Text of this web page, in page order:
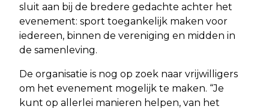
sluit aan bij de bredere gedachte achter het
evenement: sport toegankelijk maken voor
iedereen, binnen de vereniging en midden in
de samenleving.
De organisatie is nog op zoek naar vrijwilligers
om het evenement mogelijk te maken. “Je
kunt op allerlei manieren helpen, van het